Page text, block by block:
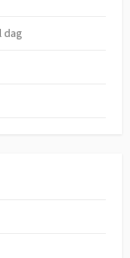
dag